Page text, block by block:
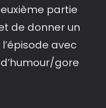
partie
de donner un
avec
gore